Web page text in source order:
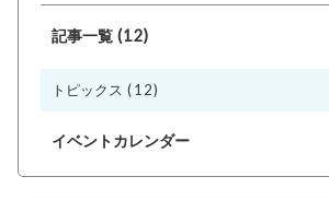
記事一覧 (12)
トピックス (12)
イベントカレンダー